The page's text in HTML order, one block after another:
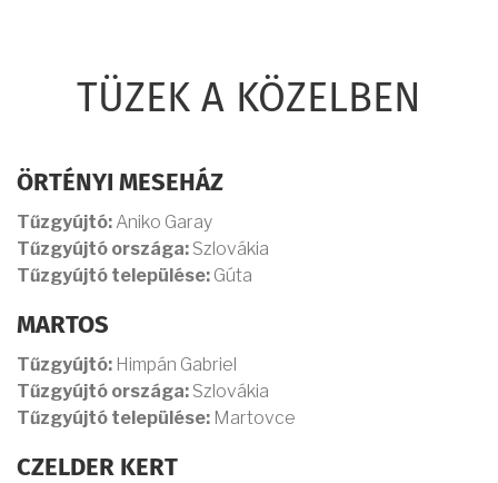
TÜZEK A KÖZELBEN
ÖRTÉNYI MESEHÁZ
Tűzgyújtó: Aniko Garay
Tűzgyújtó országa: Szlovákia
Tűzgyújtó települése: Gúta
MARTOS
Tűzgyújtó: Himpán Gabriel
Tűzgyújtó országa: Szlovákia
Tűzgyújtó települése: Martovce
CZELDER KERT